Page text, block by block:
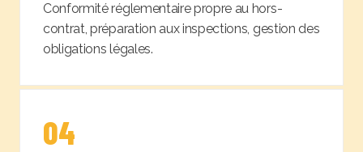
Conformité réglementaire propre au hors-
contrat, préparation aux inspections, gestion des
obligations légales.
04